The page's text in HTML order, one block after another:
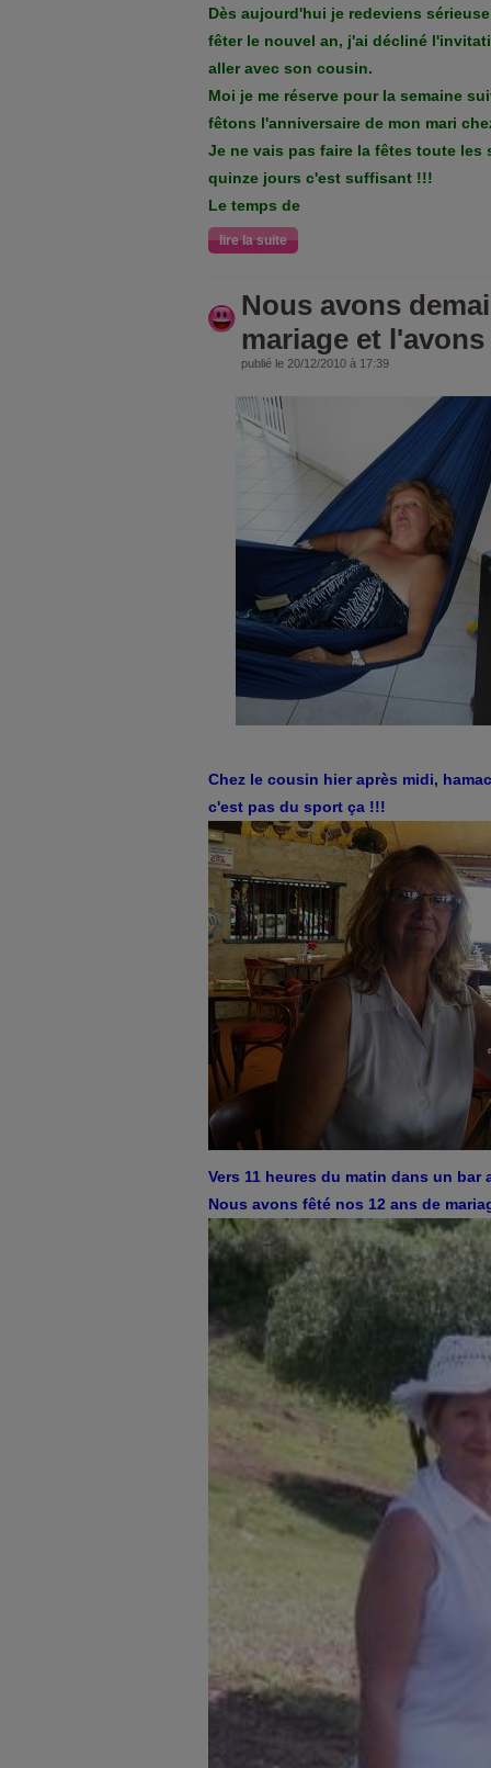
Dès aujourd'hui je redeviens
fêter le nouvel an, j'ai décliné
aller avec son cousin.
Moi je me réserve pour la semaine
fêtons l'anniversaire de mon mari
Je ne vais pas faire la fêtes toute les
quinze jours c'est suffisant !!!
Le temps de
lire la suite
Nous avons
mariage et
publié le 20/12/2010 à 17:39
Chez le cousin hier après midi,
c'est pas du sport ça !!!
Vers 11 heures du matin dans un bar
Nous avons fêté nos 12 ans de